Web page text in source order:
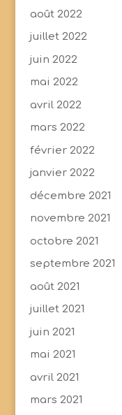
août 2022
juillet 2022
juin 2022
mai 2022
avril 2022
mars 2022
février 2022
janvier 2022
décembre 2021
novembre 2021
octobre 2021
septembre 2021
août 2021
juillet 2021
juin 2021
mai 2021
avril 2021
mars 2021